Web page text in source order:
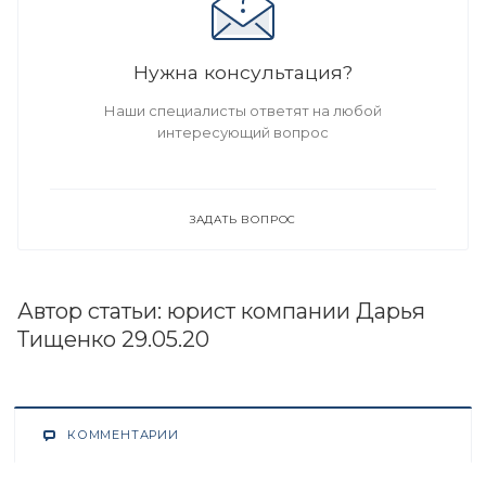
Нужна консультация?
Наши специалисты ответят на любой
интересующий вопрос
ЗАДАТЬ ВОПРОС
Автор статьи: юрист компании Дарья
Тищенко 29.05.20
КОММЕНТАРИИ